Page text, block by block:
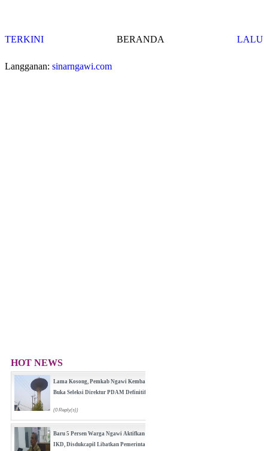
TERKINI LALU
BERANDA
Langganan: sinarngawi.com
HOT NEWS
Lama Kosong, Pemkab Ngawi Kembali
Buka Seleksi Direktur PDAM Definitif
(0 Reply(s))
Baru 5 Persen Warga Ngawi Aktifkan
IKD, Disdukcapil Libatkan Pemerintah